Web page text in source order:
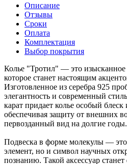
Описание
Отзывы
Сроки
Оплата
Комплектация
Выбор покрытия
Колье "Тротил" — это
которое станет настоящим
Изготовленное из серебра 925
элегантность и современный
карат придает колье особый блеск
обеспечивая защиту от внешних
первозданный вид на долгие годы.
Подвеска в форме молекулы —
элемент, но и символ научных
познанию. Такой аксессуар